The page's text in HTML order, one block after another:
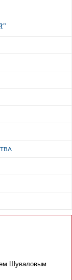
Шуваловым